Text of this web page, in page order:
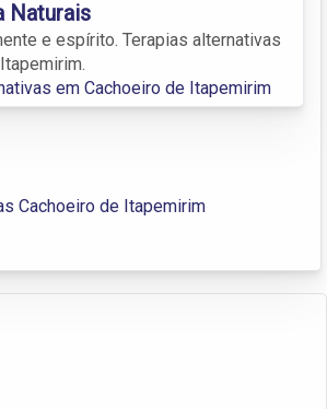
Naturais
e espírito. Terapias alternativas
em Cachoeiro de Itapemirim
Cachoeiro de Itapemirim